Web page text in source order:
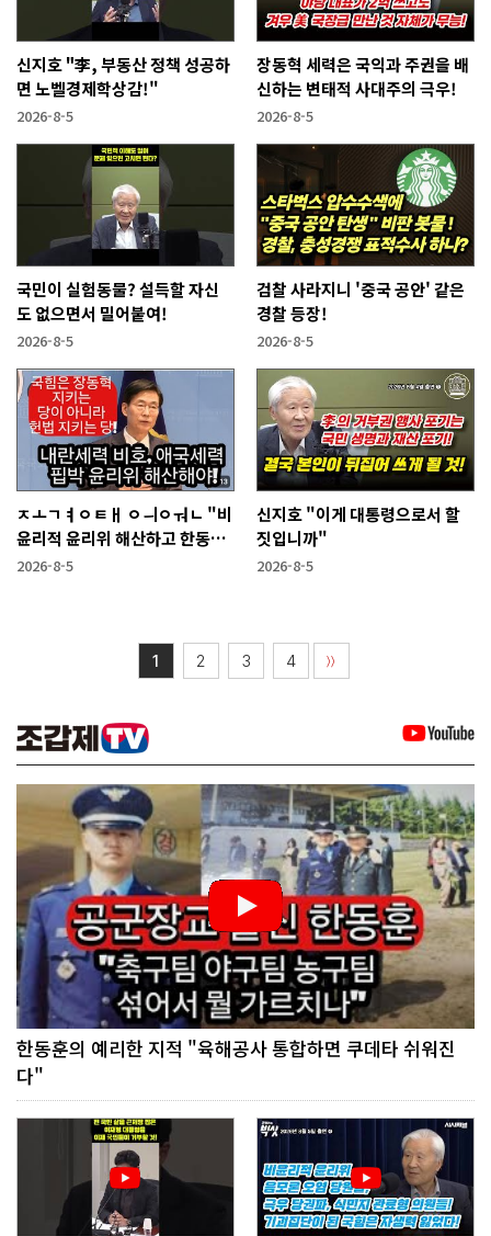
신지호 "李, 부동산 정책 성공하
면 노벨경제학상감!"
2026-8-5
장동혁 세력은 국익과 주권을 배
신하는 변태적 사대주의 극우!
2026-8-5
국민이 실험동물? 설득할 자신
도 없으면서 밀어붙여!
2026-8-5
검찰 사라지니 '중국 공안' 같은
경찰 등장!
2026-8-5
ㅈㅗㄱㅕㅇㅌㅐ ㅇㅢㅇㅝㄴ "비
윤리적 윤리위 해산하고 한동훈
복당 시켜야"
2026-8-5
신지호 "이게 대통령으로서 할
짓입니까"
2026-8-5
1 2 3 4 〉〉
한동훈의 예리한 지적 "육해공사 통합하면 쿠데타 쉬워진
다"